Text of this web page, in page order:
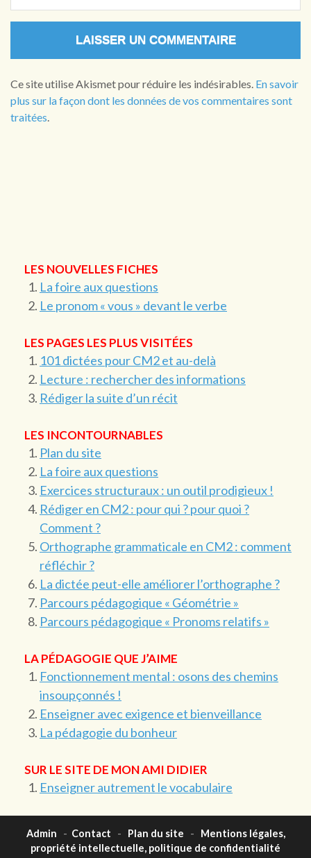
Ce site utilise Akismet pour réduire les indésirables. En savoir
plus sur la façon dont les données de vos commentaires sont
traitées
LES NOUVELLES FICHES
La foire aux questions
Le pronom « vous » devant le verbe
LES PAGES LES PLUS VISITÉES
101 dictées pour CM2 et au-delà
Lecture : rechercher des informations
Rédiger la suite d’un récit
LES INCONTOURNABLES
Plan du site
La foire aux questions
Exercices structuraux : un outil prodigieux !
Rédiger en CM2 : pour qui ? pour quoi ?
Comment ?
Orthographe grammaticale en CM2 : comment
réfléchir ?
La dictée peut-elle améliorer l’orthographe ?
Parcours pédagogique « Géométrie »
Parcours pédagogique « Pronoms relatifs »
LA PÉDAGOGIE QUE J’AIME
Fonctionnement mental : osons des chemins
insoupçonnés !
Enseigner avec exigence et bienveillance
La pédagogie du bonheur
SUR LE SITE DE MON AMI DIDIER
Enseigner autrement le vocabulaire
Admin - Contact - Plan du site -
Mentions légales,
propriété intellectuelle, politique de confidentialité